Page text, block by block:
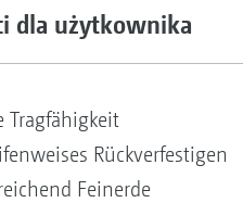
dla użytkownika
Tragfähigkeit
Rückverfestigen
Feinerde